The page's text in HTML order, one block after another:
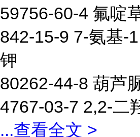
59756-60-4 氟啶
842-15-9 7-氨基-
钾
80262-44-8 葫芦
4767-03-7 2,2-二
...查看全文 >